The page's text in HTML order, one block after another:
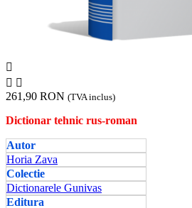

 
261,90 RON (TVA inclus)
Dictionar tehnic rus-roman
Autor
Horia Zava
Colectie
Dictionarele Gunivas
Editura